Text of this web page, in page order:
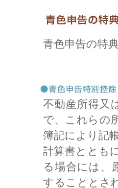
青色申告の特
不動産所得又
で、これらの
簿記により記
計算書ととも
る場合には、
することとさ